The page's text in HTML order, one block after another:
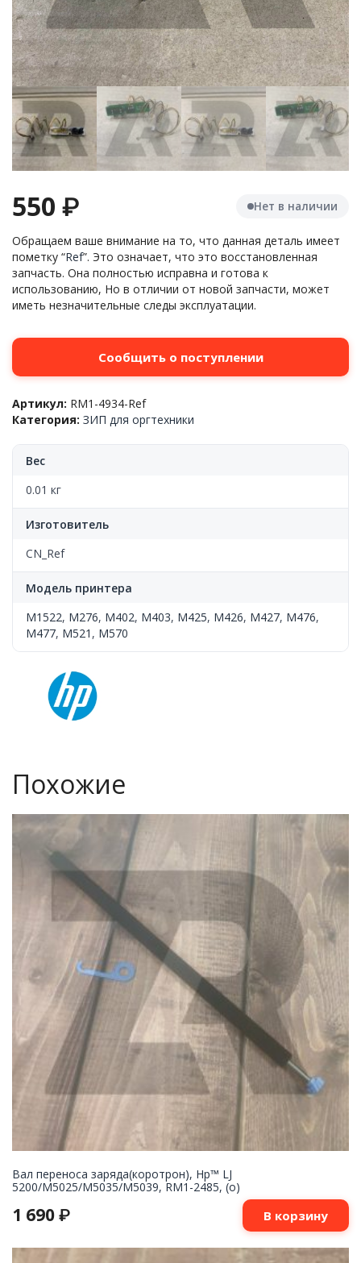
550 ₽
Обращаем ваше внимание на то, что данная деталь имеет
пометку “Ref”. Это означает, что это восстановленная
запчасть. Она полностью исправна и готова к
использованию, Но в отличии от новой запчасти, может
иметь незначительные следы эксплуатации.
Нет в наличии
Сообщить о поступлении
Артикул: RM1-4934-Ref
Категория: ЗИП для оргтехники
Вес
0.01 кг
Изготовитель
CN_Ref
Модель принтера
M1522, M276, M402, M403, M425, M426, M427, M476,
M477, M521 , M570
Похожие
Вал переноса заряда(коротрон), Hp™ LJ
5200/M5025/M5035/M5039, RM1-2485, (о)
1 690 ₽ В корзину